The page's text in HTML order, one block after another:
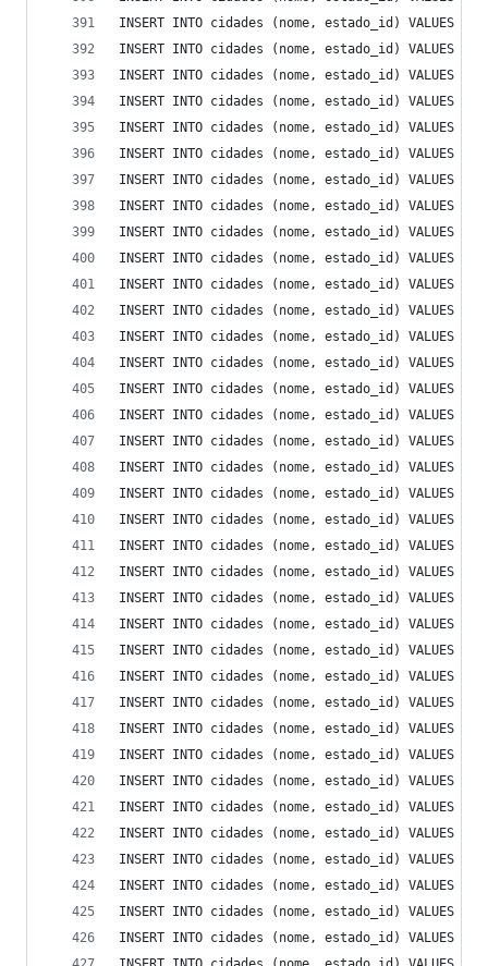
INSERT INTO cidades (nome, estado_id)
INSERT INTO cidades (nome, estado_id) VALUES
INSERT INTO cidades (nome, estado_id)
INSERT INTO cidades (nome, estado_id) VALUES
INSERT INTO cidades (nome, estado_id)
INSERT INTO cidades (nome, estado_id)
INSERT INTO cidades (nome, estado_id)
INSERT INTO cidades (nome, estado_id) VALUES
INSERT INTO cidades (nome, estado_id) VALUES
INSERT INTO cidades (nome, estado_id) VALUES
INSERT INTO cidades (nome, estado_id) VALUES
INSERT INTO cidades (nome, estado_id) VALUES
INSERT INTO cidades (nome, estado_id) VALUES
INSERT INTO cidades (nome, estado_id) VALUES
INSERT INTO cidades (nome, estado_id) VALUES
INSERT INTO cidades (nome, estado_id) VALUES
INSERT INTO cidades (nome, estado_id)
INSERT INTO cidades (nome, estado_id) VALUES
INSERT INTO cidades (nome, estado_id) VALUES
INSERT INTO cidades (nome, estado_id) VALUES
INSERT INTO cidades (nome, estado_id) VALUES
INSERT INTO cidades (nome, estado_id)
INSERT INTO cidades (nome, estado_id) VALUES
INSERT INTO cidades (nome, estado_id)
INSERT INTO cidades (nome, estado_id) VALUES
INSERT INTO cidades (nome, estado_id) VALUES
INSERT INTO cidades (nome, estado_id) VALUES
INSERT INTO cidades (nome, estado_id)
INSERT INTO cidades (nome, estado_id)
INSERT INTO cidades (nome, estado_id)
INSERT INTO cidades (nome, estado_id)
INSERT INTO cidades (nome, estado_id) VALUES
INSERT INTO cidades (nome, estado_id)
INSERT INTO cidades (nome, estado_id)
INSERT INTO cidades (nome, estado_id) VALUES
INSERT INTO cidades (nome, estado_id) VALUES